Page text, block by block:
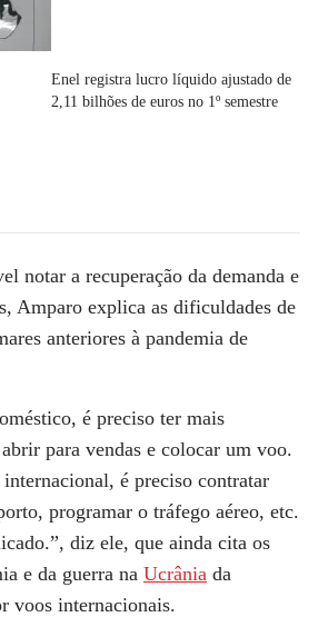
Enel registra lucro líquido ajustado de
2,11 bilhões de euros no 1º semestre
notar a recuperação da demanda e
Amparo explica as dificuldades de
anteriores à pandemia de
é preciso ter mais
para vendas e colocar um voo.
é preciso contratar
programar o tráfego aéreo, etc.
diz ele, que ainda cita os
e da guerra na Ucrânia da
voos internacionais.